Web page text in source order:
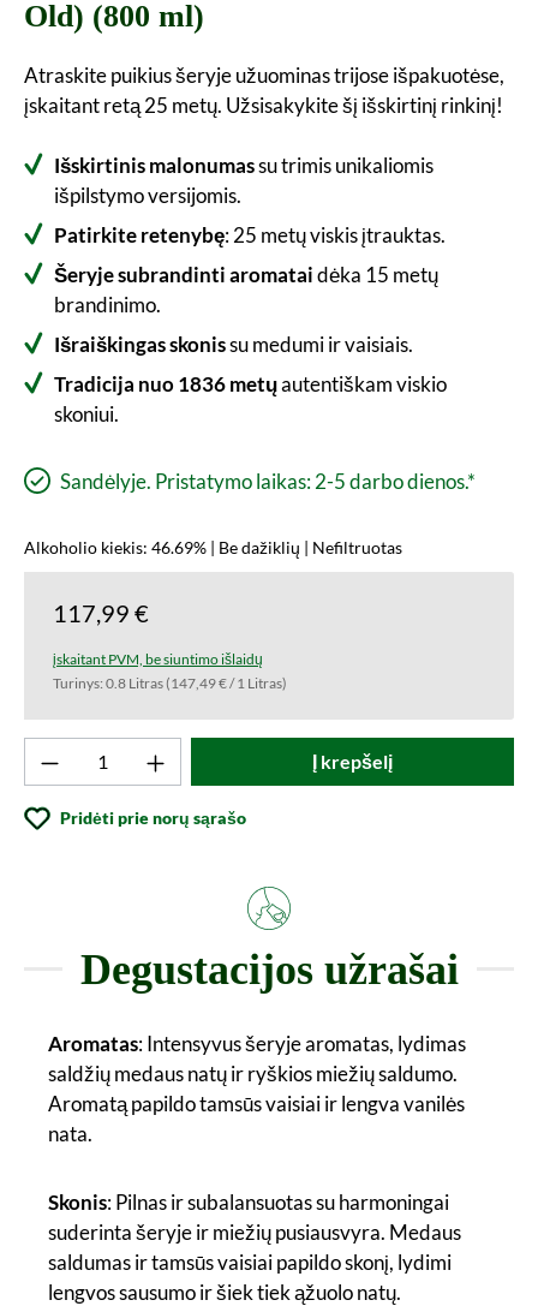
Old) (800 ml)
Atraskite puikius šeryje užuominas trijose išpakuotėse,
įskaitant retą 25 metų. Užsisakykite šį išskirtinį rinkinį!
Išskirtinis malonumassu trimis unikaliomis
išpilstymo versijomis.
Patirkite retenybę: 25 metų viskis įtrauktas.
Šeryje subrandinti aromataidėka 15 metų
brandinimo.
Išraiškingas skonissu medumi ir vaisiais.
Tradicija nuo 1836 metųautentiškam viskio
skoniui.
Sandėlyje. Pristatymo laikas: 2-5 darbo dienos.*
Alkoholio kiekis: 46.69% | Be dažiklių | Nefiltruotas
117,99 €
įskaitant PVM, be siuntimo išlaidų
Turinys: 0.8 Litras(147,49 € / 1 Litras)
Produkto kiekis: Įveskite norimą vertę
Į krepšelį
Pridėti prie norų sąrašo
Degustacijos užrašai
Aromatas: Intensyvus šeryje aromatas, lydimas
saldžių medaus natų ir ryškios miežių saldumo.
Aromatą papildo tamsūs vaisiai ir lengva vanilės
nata.
Skonis: Pilnas ir subalansuotas su harmoningai
suderinta šeryje ir miežių pusiausvyra. Medaus
saldumas ir tamsūs vaisiai papildo skonį, lydimi
lengvos sausumo ir šiek tiek ąžuolo natų.